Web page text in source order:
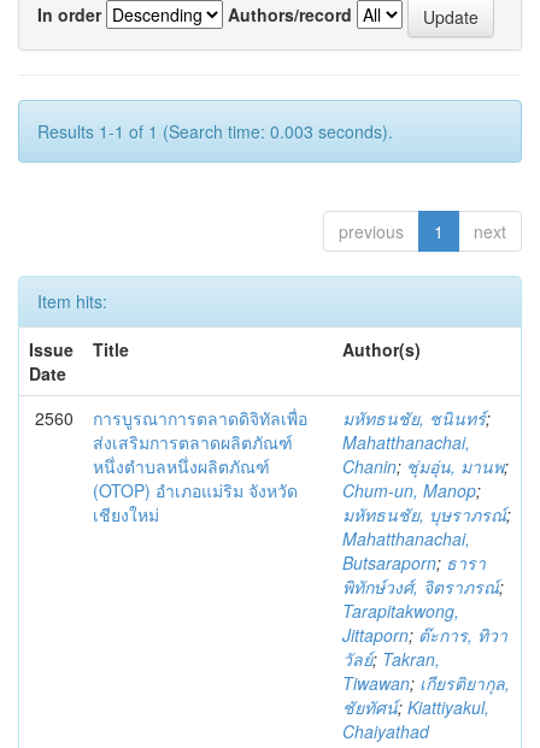
In order
Authors/record
Results 1-1 of 1 (Search time: 0.003 seconds).
previous 1 next
Item hits:
Issue
Date
Title Author(s)
2560
การบูรณาการตลาดดิจิทัลเพื่อ
ส่งเสริมการตลาดผลิตภัณฑ์
หนึ่งตำบลหนึ่งผลิตภัณฑ์
(OTOP) อำเภอแม่ริม จังหวัด
เชียงใหม่
มหัทธนชัย, ชนินทร์;
Mahatthanachai,
Chanin; ชุ่มอุ่น, มานพ;
Chum-un, Manop;
มหัทธนชัย, บุษราภรณ์;
Mahatthanachai,
Butsaraporn; ธารา
พิทักษ์วงศ์, จิตราภรณ์;
Tarapitakwong,
Jittaporn; ต๊ะการ, ทิวา
วัลย์; Takran,
Tiwawan; เกียรติยากุล,
ชัยทัศน์; Kiattiyakul,
Chaiyathad